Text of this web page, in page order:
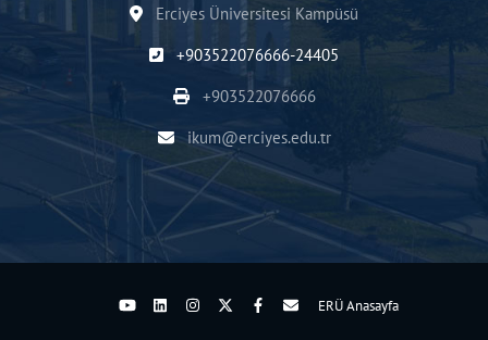
Erciyes Üniversitesi Kampüsü
+903522076666-24405
+903522076666
ikum@erciyes.edu.tr
ERÜ Anasayfa